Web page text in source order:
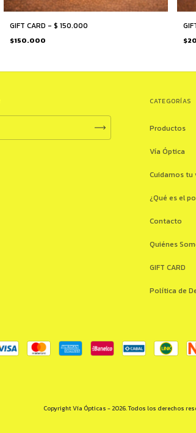
GIFT CARD - $ 150.000
$150.000
CATEGORÍAS
Productos
Vía Óptica
Cuidamos tu
¿Qué es el
Contacto
Quiénes
GIFT CARD
Política de
Copyright Vía Ópticas - 2026. Todos los derechos